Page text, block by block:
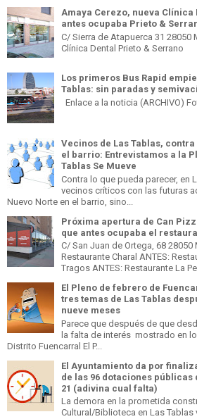
Amaya Cerezo, nueva Clínica
antes ocupaba Prieto &
C/ Sierra de Atapuerca 31 28050
Clínica Dental Prieto & Serrano
Los primeros Bus Rapid
Tablas: sin paradas y
Enlace a la noticia (ARCHIVO)
Vecinos de Las Tablas,
el barrio: Entrevistamos a la
Tablas Se Mueve
Contra lo que pueda parecer, en
vecinos críticos con las futuras
Nuevo Norte en el barrio, sino...
Próxima apertura de Can
que antes ocupaba el
C/ San Juan de Ortega, 68 28050
Restaurante Charal ANTES:
Tragos ANTES: Restaurante La
El Pleno de febrero de
tres temas de Las Tablas
nueve meses
Parece que después de que
la falta de interés mostrado en
Distrito Fuencarral El P...
El Ayuntamiento da por
de las 96 dotaciones públicas
21 (adivina cual falta)
La demora en la prometida
Cultural/Biblioteca en Las